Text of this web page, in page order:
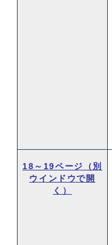
18～19ページ
（別
ウインドウで開
く）